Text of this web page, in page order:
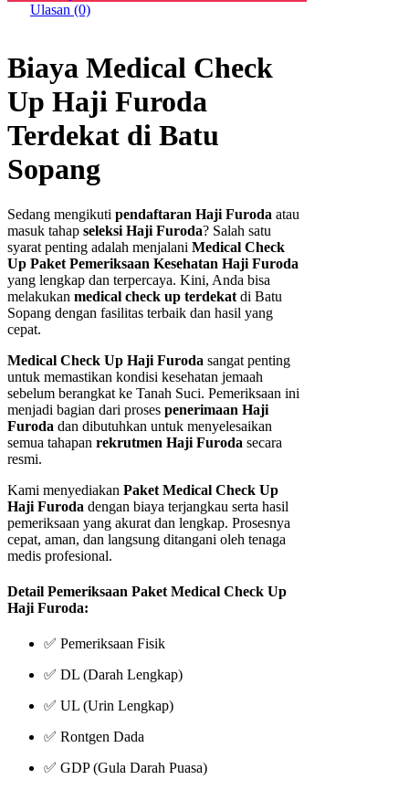
Ulasan (0)
Biaya Medical Check
Up Haji Furoda
Terdekat di Batu
Sopang
Sedang mengikuti pendaftaran Haji Furoda atau
masuk tahap seleksi Haji Furoda? Salah satu
syarat penting adalah menjalani Medical Check
Up Paket Pemeriksaan Kesehatan Haji Furoda
yang lengkap dan terpercaya. Kini, Anda bisa
melakukan medical check up terdekat di Batu
Sopang dengan fasilitas terbaik dan hasil yang
cepat.
Medical Check Up Haji Furoda sangat penting
untuk memastikan kondisi kesehatan jemaah
sebelum berangkat ke Tanah Suci. Pemeriksaan ini
menjadi bagian dari proses penerimaan Haji
Furoda dan dibutuhkan untuk menyelesaikan
semua tahapan rekrutmen Haji Furoda secara
resmi.
Kami menyediakan Paket Medical Check Up
Haji Furoda dengan biaya terjangkau serta hasil
pemeriksaan yang akurat dan lengkap. Prosesnya
cepat, aman, dan langsung ditangani oleh tenaga
medis profesional.
Detail Pemeriksaan Paket Medical Check Up
Haji Furoda:
✅ Pemeriksaan Fisik
✅ DL (Darah Lengkap)
✅ UL (Urin Lengkap)
✅ Rontgen Dada
✅ GDP (Gula Darah Puasa)